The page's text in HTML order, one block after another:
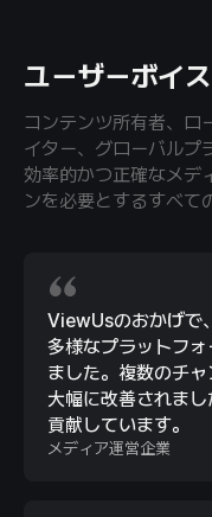
ユーザーボイス
コンテンツ所有者、ロ
イター、グローバルプ
効率的かつ正確なメデ
ンを必要とするすべて
ViewUsのおかげで
多様なプラットフ
ました。複数のチ
大幅に改善されま
貢献しています。
メディア運営企業